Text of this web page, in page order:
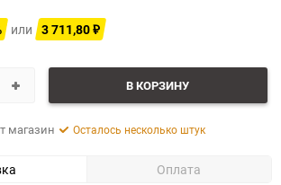
или 3 711,80 ₽
В КОРЗИНУ
магазин Осталось несколько штук
Оплата